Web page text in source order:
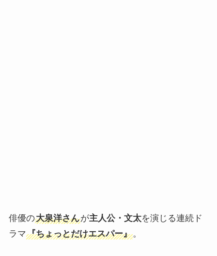
俳優の大泉洋さんが主人公・文太を演じる連続ド
ラマ『ちょっとだけエスパー』。